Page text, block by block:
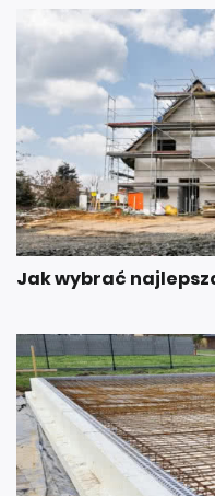
Jak wybrać